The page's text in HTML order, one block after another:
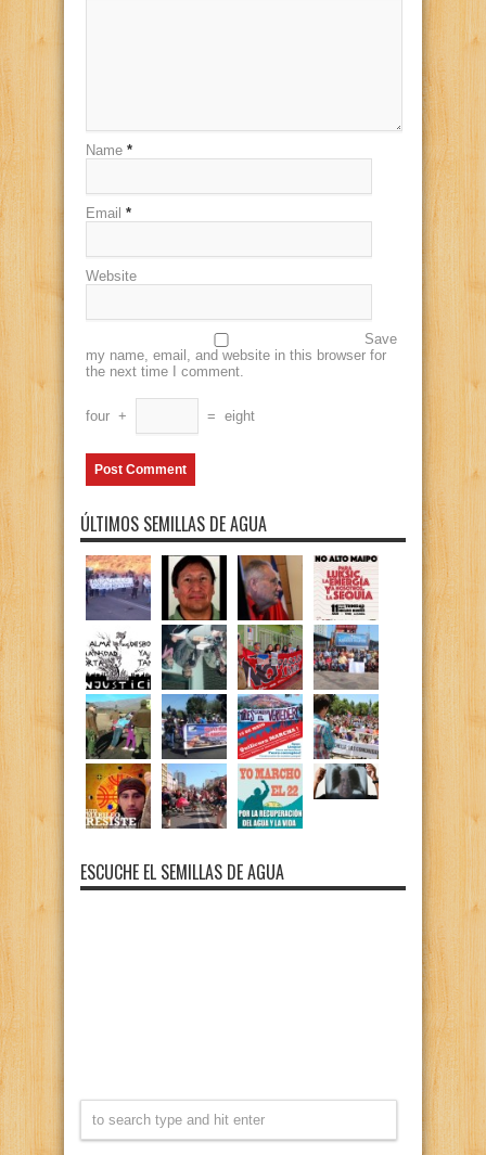
Name *
Email *
Website
Save
my name, email, and website in this browser for
the next time I comment.
four + = eight
ÚLTIMOS SEMILLAS DE AGUA
ESCUCHE EL SEMILLAS DE AGUA